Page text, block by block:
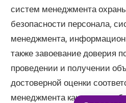
систем менеджмента
безопасности персонала,
менеджмента,
также завоевание доверия
проведении и получении
достоверной оценки
менеджмента качества